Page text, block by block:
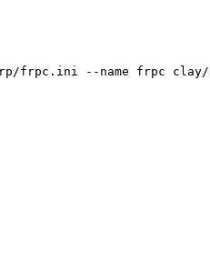
frpc.ini --name frpc